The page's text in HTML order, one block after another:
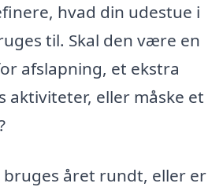
hvad din udestue i
til. Skal den være en
afslapning, et ekstra
aktiviteter, eller måske et
bruges året rundt, eller er